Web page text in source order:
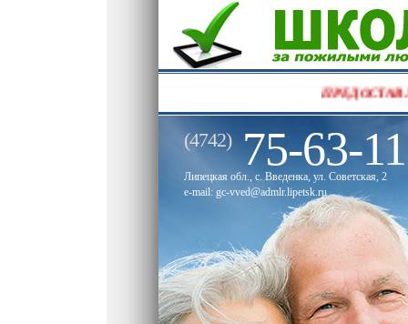
(4742) 75-63-11
Липецкая обл., с. Введенка, ул. Советская, 2
e-mail: gc-vved@admlr.lipetsk.ru